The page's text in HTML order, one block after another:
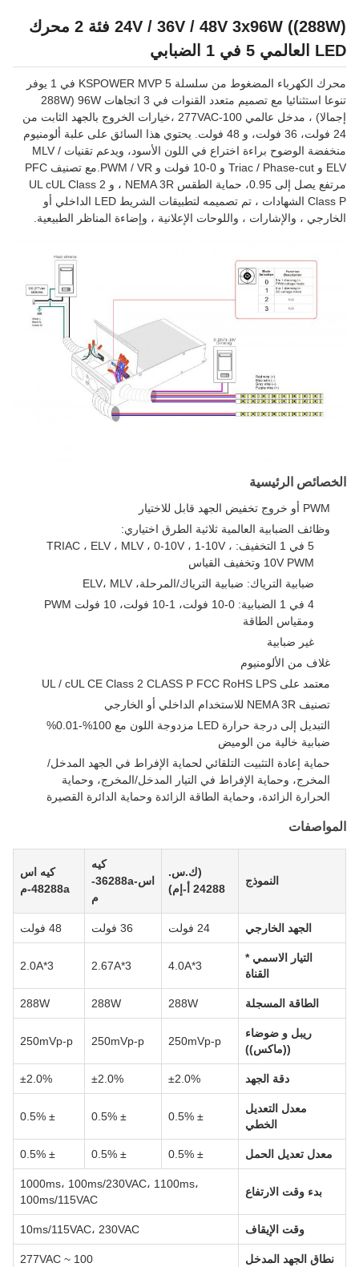
24V / 36V / 48V 3x96W ((288W) فئة 2 محرك
LED العالمي 5 في 1 الضبابي
محرك الكهرباء المضغوط من سلسلة KSPOWER MVP 5 في 1 يوفر
تنوعا استثنائيا مع تصميم متعدد القنوات في 3 اتجاهات 96W (288W
إجمالا) ، مدخل عالمي 100-277VAC ،خيارات الخروج بالجهد الثابت من
24 فولت، 36 فولت، و 48 فولت. يحتوي هذا السائق على علبة ألومنيوم
منخفضة الوضوح براءة اختراع في اللون الأسود، ويدعم تقنيات MLV /
ELV و Triac / Phase-cut و 0-10 فولت و PWM / VR.مع تصنيف PFC
مرتفع يصل إلى 0.95، حماية الطقس NEMA 3R ، و UL cUL Class 2
Class P الشهادات ، تم تصميمه لتطبيقات الشريط LED الداخلي أو
الخارجي ، والإشارات ، واللوحات الإعلانية ، وإضاءة المناظر الطبيعية.
الخصائص الرئيسية
PWM أو خروج تخفيض الجهد قابل للاختيار
وظائف الضبابية العالمية ثلاثية الطرق اختياري:
5 في 1 التخفيف: TRIAC ، ELV ، MLV ، 0-10V ، 1-10V ،
10V PWM وتخفيف القياس
ضبابية الترياك: ضبابية الترياك/المرحلة، ELV، MLV
4 في 1 الضبابية: 0-10 فولت، 1-10 فولت، 10 فولت PWM
ومقياس الطاقة
غير ضبابية
غلاف من الألومنيوم
معتمد على UL / cUL CE Class 2 CLASS P FCC RoHS LPS
تصنيف NEMA 3R للاستخدام الداخلي أو الخارجي
التبديل إلى درجة حرارة LED مزدوجة اللون مع 100%-0.01%
ضبابية خالية من الوميض
حماية إعادة التثبيت التلقائي لحماية الإفراط في الجهد المدخل/
المخرج، وحماية الإفراط في التيار المدخل/المخرج، وحماية
الحرارة الزائدة، وحماية الطاقة الزائدة وحماية الدائرة القصيرة
المواصفات
النموذج
(ك.س.
24288 أ-إم)
كيه
اس-36288a-
م
كيه اس
48288a-م
الجهد الخارجي 24 فولت 36 فولت 48 فولت
التيار الاسمي *
القناة
4.0A*3
2.67A*3
2.0A*3
الطاقة المسجلة 288W
288W
288W
ريبل و ضوضاء
((ماكس))
250mVp-p
250mVp-p
250mVp-p
دقة الجهد ±2.0%
±2.0%
±2.0%
معدل التعديل
الخطي
± 0.5%
± 0.5%
± 0.5%
معدل تعديل الحمل ± 0.5%
± 0.5%
± 0.5%
بدء وقت الارتفاع
1000ms، 100ms/230VAC، 1100ms،
100ms/115VAC
وقت الإيقاف 10ms/115VAC، 230VAC
نطاق الجهد المدخل 100 ~ 277VAC